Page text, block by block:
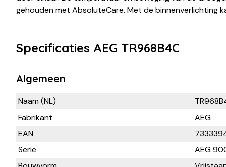
gehouden met AbsoluteCare. Met de binnenverlichting
Specificaties AEG TR968B4C
Algemeen
Naam (NL)
Fabrikant
AEG
EAN
Serie
AEG